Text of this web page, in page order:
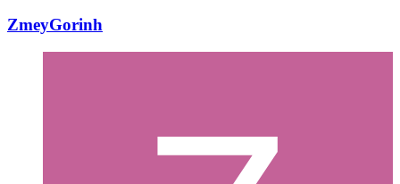
ZmeyGorinh